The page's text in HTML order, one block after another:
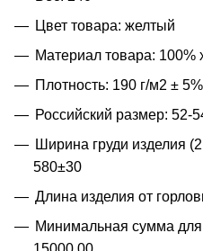
Цвет товара: желтый
Материал товара: 100%
Плотность: 190 г/м2 ± 5%
Российский размер: 52-
Ширина груди изделия
580±30
Длина изделия от
Минимальная сумма для